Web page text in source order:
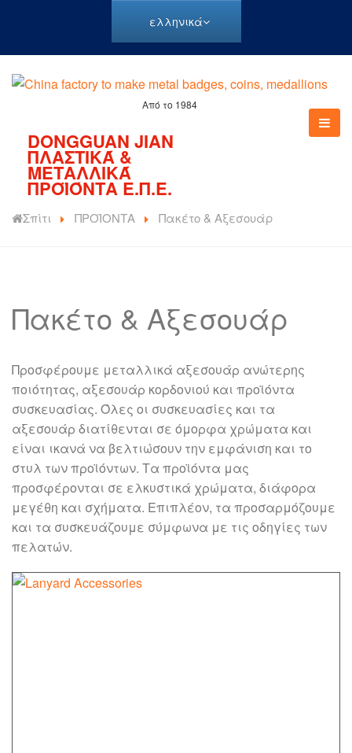
ελληνικά
Από το 1984
DONGGUAN JIAN
ΠΛΑΣΤΙΚΆ &
ΜΕΤΑΛΛΙΚΆ
ΠΡΟΪΌΝΤΑ Ε.Π.Ε.
Σπίτι ΠΡΟΪΟΝΤΑ Πακέτο & Αξεσουάρ
Πακέτο & Αξεσουάρ
Προσφέρουμε μεταλλικά αξεσουάρ ανώτερης
ποιότητας, αξεσουάρ κορδονιού και προϊόντα
συσκευασίας. Όλες οι συσκευασίες και τα
αξεσουάρ διατίθενται σε όμορφα χρώματα και
είναι ικανά να βελτιώσουν την εμφάνιση και το
στυλ των προϊόντων. Τα προϊόντα μας
προσφέρονται σε ελκυστικά χρώματα, διάφορα
μεγέθη και σχήματα. Επιπλέον, τα προσαρμόζουμε
και τα συσκευάζουμε σύμφωνα με τις οδηγίες των
πελατών.